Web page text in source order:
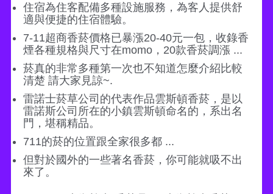
住宿為住客配備多種設施服務，為客人提供舒
適與便捷的住宿體驗。
7-11超商香菸價格已暴漲20-40元一包，收錄香
煙各種規格與尺寸在momo，20款香菸調漲 ...
菸真的非常多種第一次也不知道怎麼介紹比較
清楚 請大家見諒~.
雷諾士菸草公司的代表作品雲斯頓香菸，是以
雷諾斯公司所在的小鎮雲斯頓命名的，系出名
門，堪稱精品。
711的菸的位置跟全家很多都 ...
但對於國外的一些著名香菸，你可能就吸不出
來了。